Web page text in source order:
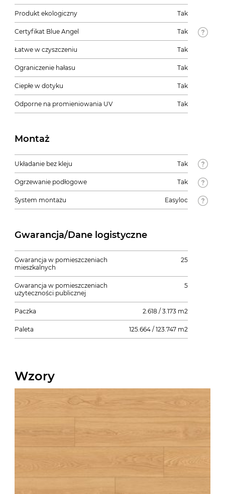
Produkt ekologiczny Tak
Certyfikat Blue Angel Tak
Łatwe w czyszczeniu Tak
Ograniczenie hałasu Tak
Ciepłe w dotyku Tak
Odporne na promieniowania UV Tak
Montaż
Układanie bez kleju Tak
Ogrzewanie podłogowe Tak
System montażu Easyloc
Gwarancja/Dane logistyczne
Gwarancja w pomieszczeniach
mieszkalnych
25
Gwarancja w pomieszczeniach
użyteczności publicznej
5
Paczka 2.618 / 3.173 m2
Paleta 125.664 / 123.747 m2
Wzory